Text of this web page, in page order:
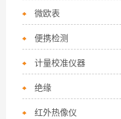
微欧表
便携检测
计量校准仪器
绝缘
红外热像仪